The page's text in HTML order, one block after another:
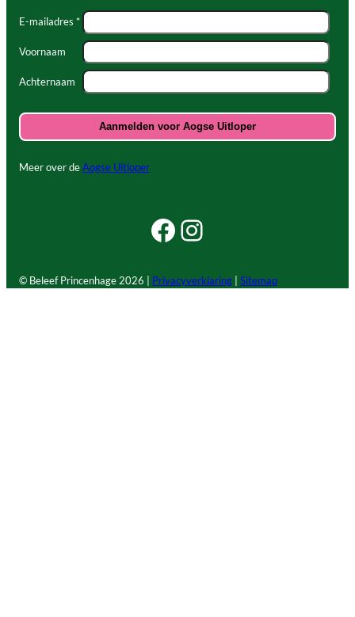
E-mailadres *
Voornaam
Achternaam
Meer over deAogse Uitloper
Facebook Beleef Princenhage
Instagram Beleef Princenhage
© Beleef Princenhage 2026 | Privacyverklaring Sitemap